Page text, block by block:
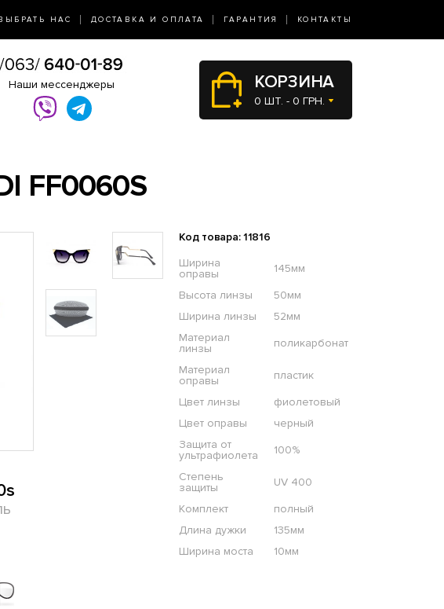
НАС ДОСТАВКА И ОПЛАТА ГАРАНТИЯ КОНТАКТЫ
Наши мессенджеры КОРЗИНА
0 ШТ. - 0 ГРН.
FF0060S
Код товара: 11816
Ширина
оправы
145мм
Высота линзы
50мм
Ширина линзы
52мм
Материал
линзы
поликарбонат
Материал
оправы
пластик
Цвет линзы
фиолетовый
Цвет оправы
черный
Защита от
ультрафиолета
100%
Степень
защиты
UV 400
Комплект
полный
Длина дужки
135мм
Ширина моста
10мм